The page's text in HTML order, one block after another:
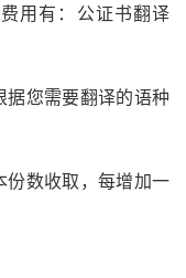
用有：公证书翻译
您需要翻译的语种
份数收取，每增加一